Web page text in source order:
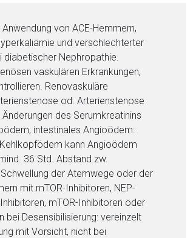
von ACE-Hemmern,
und verschlechterter
Nephropathie.
vaskulären Erkrankungen,
Renovaskuläre
od. Arterienstenose
des Serumkreatinins
intestinales Angioödem:
kann Angioödem
36 Std. Abstand zw.
der Atemwege oder der
mit mTOR-Inhibitoren, NEP-
mTOR-Inhibitoren oder
bei Desensibilisierung: vereinzelt
mit Vorsicht, nicht bei